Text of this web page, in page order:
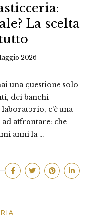
La scelta
2026
una questione solo
dei banchi
c’è una
affrontare: che
anni la …